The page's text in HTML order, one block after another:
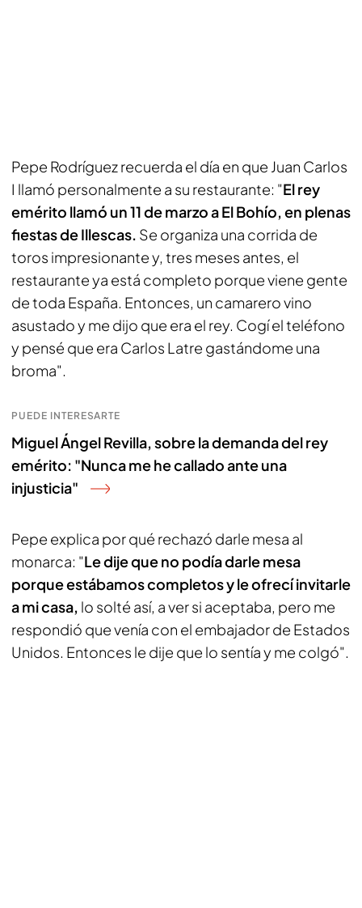
Pepe Rodríguez recuerda el día en que Juan Carlos
I llamó personalmente a su restaurante: "El rey
emérito llamó un 11 de marzo a El Bohío, en plenas
fiestas de Illescas. Se organiza una corrida de
toros impresionante y, tres meses antes, el
restaurante ya está completo porque viene gente
de toda España. Entonces, un camarero vino
asustado y me dijo que era el rey. Cogí el teléfono
y pensé que era Carlos Latre gastándome una
broma".
PUEDE INTERESARTE
Miguel Ángel Revilla, sobre la demanda del rey
emérito: "Nunca me he callado ante una
injusticia"
Pepe explica por qué rechazó darle mesa al
monarca: "Le dije que no podía darle mesa
porque estábamos completos y le ofrecí invitarle
a mi casa, lo solté así, a ver si aceptaba, pero me
respondió que venía con el embajador de Estados
Unidos. Entonces le dije que lo sentía y me colgó".